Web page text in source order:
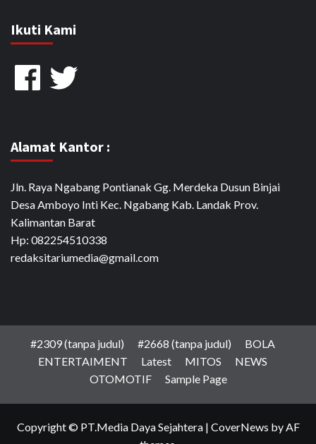
Ikuti Kami
FacebookTwitter
Alamat Kantor :
Jln. Raya Ngabang Pontianak Gg. Merdeka Dusun Binjai
Desa Amboyo Inti Kec. Ngabang Kab. Landak Prov.
Kalimantan Barat
Hp: 082254510338
redaksitariumedia@gmail.com
#2309 (tanpa judul) #2668 (tanpa judul)
BOLA
ENTERTAIMENT
Latest MITOS
NEWS
OTOMOTIF
Sample Page
Copyright © PT.Media Daya Sejahtera | CoverNews by AF